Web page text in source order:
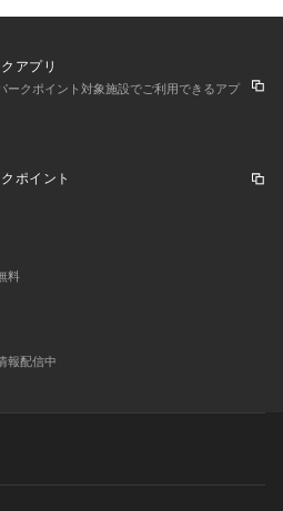
アプリ
ークポイント対象施設でご利用できるアプ
ポイント
料
報配信中